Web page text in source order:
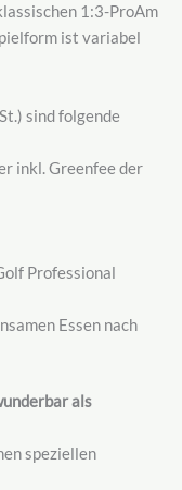
1:3-ProAm
ist variabel
sind folgende
inkl. Greenfee der
Professional
Essen nach
als
speziellen